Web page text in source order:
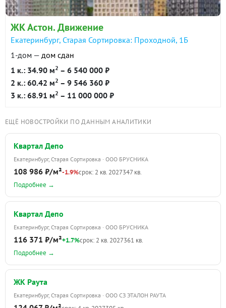
ЖК Астон. Движение
Екатеринбург, Старая Сортировка: Проходной, 1Б
1-дом — дом сдан
1 к.: 34.90 м2 – 6 540 000 ₽
2 к.: 60.42 м2 – 9 546 360 ₽
3 к.: 68.91 м2 – 11 000 000 ₽
ЕЩЁ НОВОСТРОЙКИ ПО ДАННЫМ АНАЛИТИКИ
Квартал Депо
Екатеринбург, Старая Сортировка · ООО БРУСНИКА
108 986 ₽/м²-1.9%срок: 2 кв. 2027347 кв.
Подробнее →
Квартал Депо
Екатеринбург, Старая Сортировка · ООО БРУСНИКА
116 371 ₽/м²+1.7%срок: 2 кв. 2027361 кв.
Подробнее →
ЖК Раута
Екатеринбург, Старая Сортировка · ООО СЗ ЭТАЛОН РАУТА